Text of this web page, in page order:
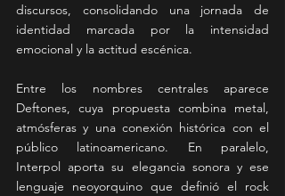
discursos, consolidando una jornada de
identidad marcada por la intensidad
emocional y la actitud escénica.
Entre los nombres centrales aparece
Deftones, cuya propuesta combina metal,
atmósferas y una conexión histórica con el
público latinoamericano. En paralelo,
Interpol aporta su elegancia sonora y ese
lenguaje neoyorquino que definió el rock